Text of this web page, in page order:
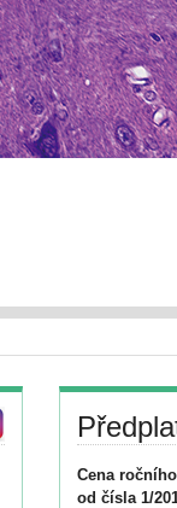
Cena
od čísla 1/